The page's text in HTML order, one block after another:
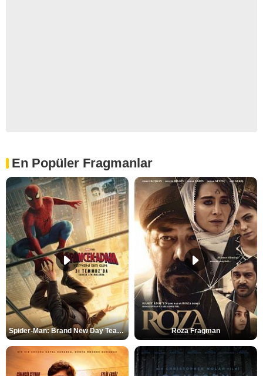
En Popüler Fragmanlar
Spider-Man: Brand New Day Teaser Roza Fragman